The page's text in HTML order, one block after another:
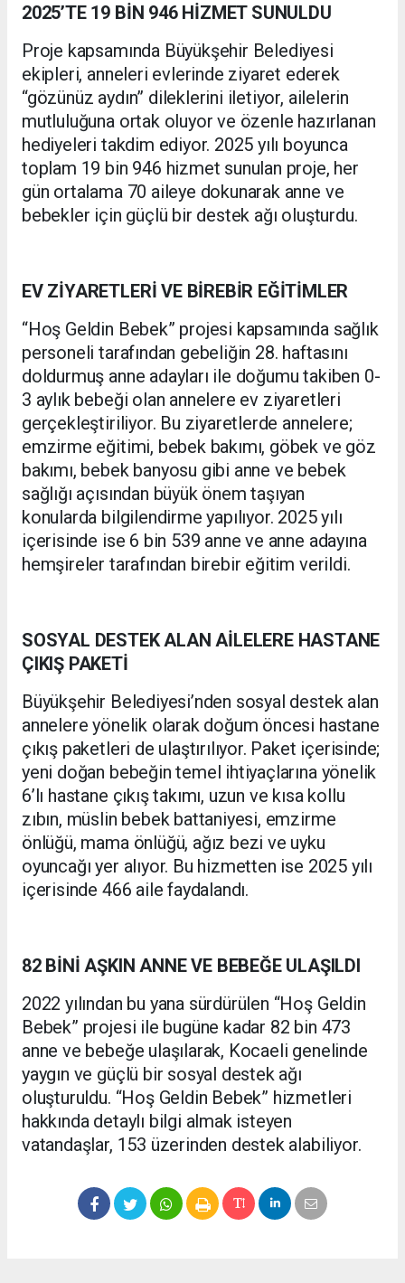
2025’TE 19 BİN 946 HİZMET SUNULDU
Proje kapsamında Büyükşehir Belediyesi
ekipleri, anneleri evlerinde ziyaret ederek
“gözünüz aydın” dileklerini iletiyor, ailelerin
mutluluğuna ortak oluyor ve özenle hazırlanan
hediyeleri takdim ediyor. 2025 yılı boyunca
toplam 19 bin 946 hizmet sunulan proje, her
gün ortalama 70 aileye dokunarak anne ve
bebekler için güçlü bir destek ağı oluşturdu.
EV ZİYARETLERİ VE BİREBİR EĞİTİMLER
“Hoş Geldin Bebek” projesi kapsamında sağlık
personeli tarafından gebeliğin 28. haftasını
doldurmuş anne adayları ile doğumu takiben 0-
3 aylık bebeği olan annelere ev ziyaretleri
gerçekleştiriliyor. Bu ziyaretlerde annelere;
emzirme eğitimi, bebek bakımı, göbek ve göz
bakımı, bebek banyosu gibi anne ve bebek
sağlığı açısından büyük önem taşıyan
konularda bilgilendirme yapılıyor. 2025 yılı
içerisinde ise 6 bin 539 anne ve anne adayına
hemşireler tarafından birebir eğitim verildi.
SOSYAL DESTEK ALAN AİLELERE HASTANE
ÇIKIŞ PAKETİ
Büyükşehir Belediyesi’nden sosyal destek alan
annelere yönelik olarak doğum öncesi hastane
çıkış paketleri de ulaştırılıyor. Paket içerisinde;
yeni doğan bebeğin temel ihtiyaçlarına yönelik
6’lı hastane çıkış takımı, uzun ve kısa kollu
zıbın, müslin bebek battaniyesi, emzirme
önlüğü, mama önlüğü, ağız bezi ve uyku
oyuncağı yer alıyor. Bu hizmetten ise 2025 yılı
içerisinde 466 aile faydalandı.
82 BİNİ AŞKIN ANNE VE BEBEĞE ULAŞILDI
2022 yılından bu yana sürdürülen “Hoş Geldin
Bebek” projesi ile bugüne kadar 82 bin 473
anne ve bebeğe ulaşılarak, Kocaeli genelinde
yaygın ve güçlü bir sosyal destek ağı
oluşturuldu. “Hoş Geldin Bebek” hizmetleri
hakkında detaylı bilgi almak isteyen
vatandaşlar, 153 üzerinden destek alabiliyor.